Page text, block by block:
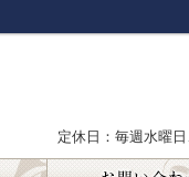
定休日：毎週水曜